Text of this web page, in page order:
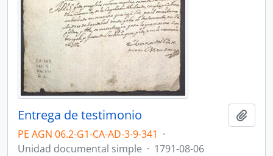
Entrega de testimonio
PE AGN 06.2-G1-CA-AD-3-9-341 ·
Unidad documental simple · 1791-08-06